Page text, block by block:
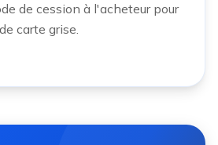
de cession à l'acheteur pour
carte grise.